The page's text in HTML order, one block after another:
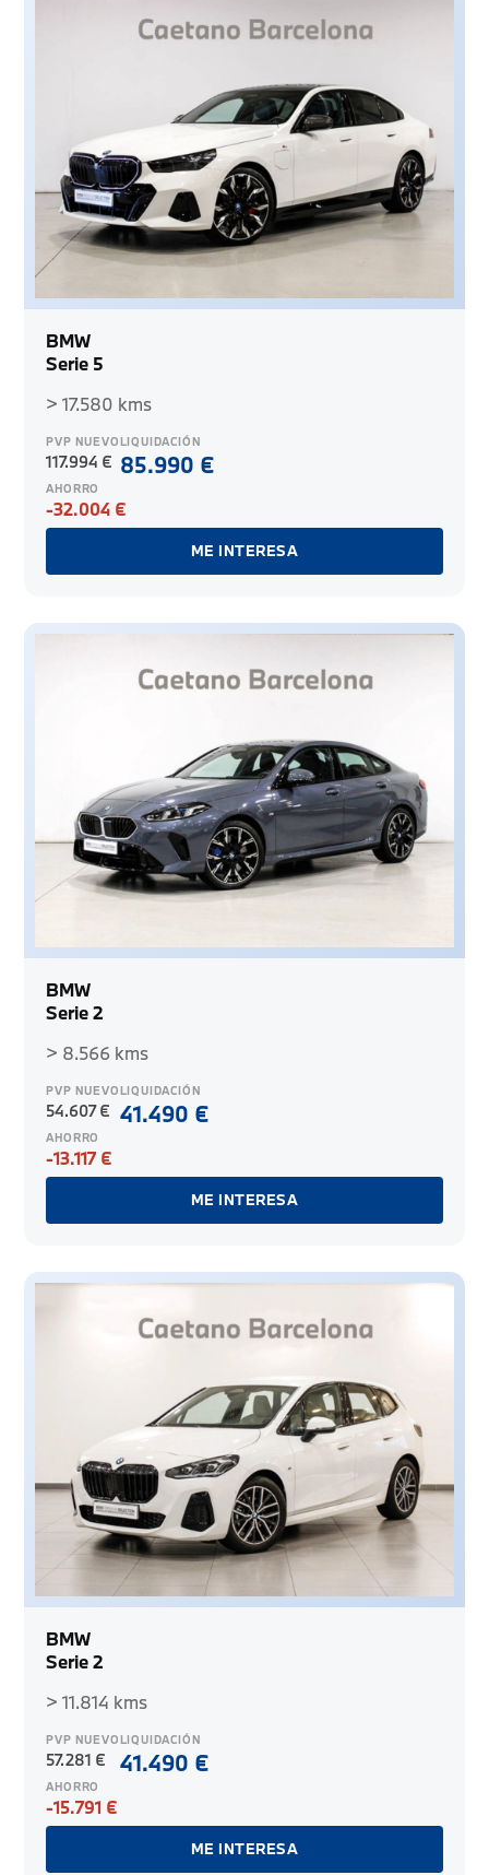
BMW
Serie 5
> 17.580 kms
PVP NUEVO
117.994 €
LIQUIDACIÓN
85.990 €
AHORRO
-32.004 €
ME INTERESA
BMW
Serie 2
> 8.566 kms
PVP NUEVO
54.607 €
LIQUIDACIÓN
41.490 €
AHORRO
-13.117 €
ME INTERESA
BMW
Serie 2
> 11.814 kms
PVP NUEVO
57.281 €
LIQUIDACIÓN
41.490 €
AHORRO
-15.791 €
ME INTERESA